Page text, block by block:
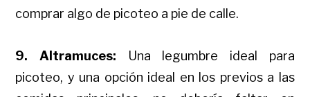
comprar algo de picoteo a pie de calle.
9. Altramuces: Una legumbre ideal para
picoteo, y una opción ideal en los previos a las